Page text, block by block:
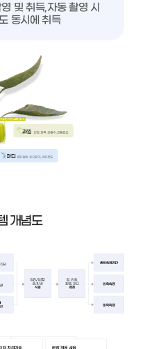
및 취득,자동 촬영 시
동시에 취득
개념도